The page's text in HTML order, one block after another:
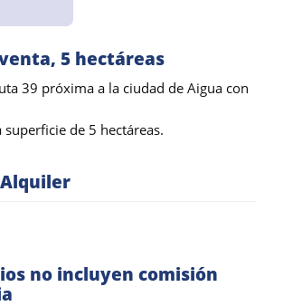
5 hectáreas
39 próxima a la ciudad de Aigua con
superficie de 5 hectáreas.
no incluyen comisión